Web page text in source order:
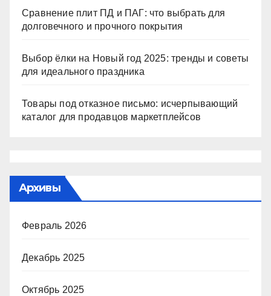
Сравнение плит ПД и ПАГ: что выбрать для
долговечного и прочного покрытия
Выбор ёлки на Новый год 2025: тренды и советы
для идеального праздника
Товары под отказное письмо: исчерпывающий
каталог для продавцов маркетплейсов
Архивы
Февраль 2026
Декабрь 2025
Октябрь 2025